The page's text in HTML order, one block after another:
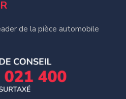
de la pièce automobile